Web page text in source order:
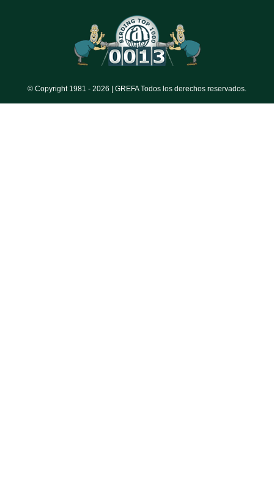
© Copyright 1981 - 2026 | GREFA Todos los derechos reservados.